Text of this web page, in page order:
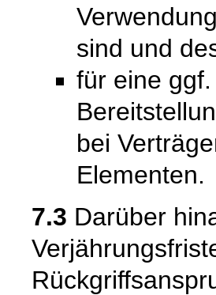
sind und
für eine
bei
Elementen.
7.3 Darüber